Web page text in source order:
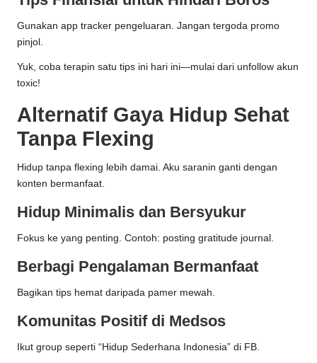
Gunakan app tracker pengeluaran. Jangan tergoda promo
pinjol.
Yuk, coba terapin satu tips ini hari ini—mulai dari unfollow akun
toxic!
Alternatif Gaya Hidup Sehat
Tanpa Flexing
Hidup tanpa flexing lebih damai. Aku saranin ganti dengan
konten bermanfaat.
Hidup Minimalis dan Bersyukur
Fokus ke yang penting. Contoh: posting gratitude journal.
Berbagi Pengalaman Bermanfaat
Bagikan tips hemat daripada pamer mewah.
Komunitas Positif di Medsos
Ikut group seperti “Hidup Sederhana Indonesia” di FB.